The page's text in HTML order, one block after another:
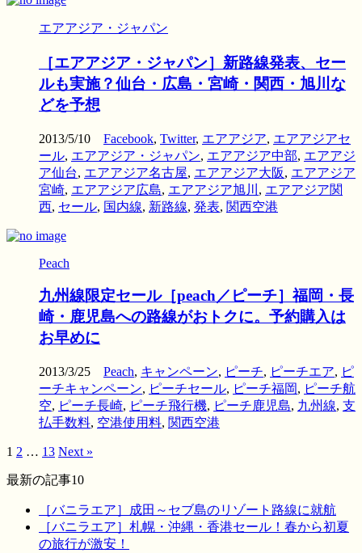
エアアジア・ジャパン
［エアアジア・ジャパン］新路線発表、セー
ルも実施？仙台・広島・宮崎・関西・旭川な
どを予想
2013/5/10 Facebook, Twitter, エアアジア, エアアジアセ
ール, エアアジア・ジャパン, エアアジア中部, エアアジ
ア仙台, エアアジア名古屋, エアアジア大阪, エアアジア
宮崎, エアアジア広島, エアアジア旭川 , エアアジア関
西, セール, 国内線, 新路線, 発表, 関西空港
Peach
九州線限定セール［peach／ピーチ］福岡・長
崎・鹿児島への路線がおトクに。予約購入は
お早めに
2013/3/25 Peach, キャンペーン, ピーチ, ピーチエア, ピ
ーチキャンペーン, ピーチセール, ピーチ福岡, ピーチ航
空, ピーチ長崎, ピーチ飛行機, ピーチ鹿児島, 九州線, 支
払手数料, 空港使用料, 関西空港
1 2 … 13 Next »
最新の記事10
［バニラエア］成田～セブ島のリゾート路線に就航
［バニラエア］札幌・沖縄・香港セール！春から初夏
の旅行が激安！